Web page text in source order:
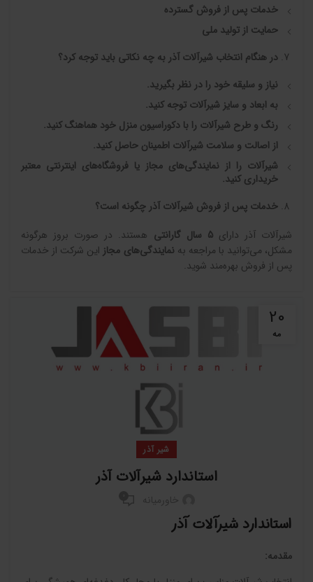
خدمات پس از فروش گسترده
حمایت از تولید ملی
در هنگام انتخاب شیرآلات آذر به چه نکاتی باید توجه کرد؟
نیاز و سلیقه خود را در نظر بگیرید.
به ابعاد و سایز شیرآلات توجه کنید.
رنگ و طرح شیرآلات را با دکوراسیون منزل خود هماهنگ کنید.
از اصالت و سلامت شیرآلات اطمینان حاصل کنید.
شیرآلات را از نمایندگی‌های مجاز یا فروشگاه‌های اینترنتی معتبر
خریداری کنید.
خدمات پس از فروش شیرآلات آذر چگونه است؟
شیرآلات آذر دارای5 سال گارانتی هستند. در صورت بروز هرگونه
مشکل، می‌توانید با مراجعه به نمایندگی‌های مجاز این شرکت از خدمات
پس از فروش بهره‌مند شوید.
20
مه
شیر آذر
استاندارد شیرآلات آذر
استاندارد شیرآلات آذر
مقدمه: